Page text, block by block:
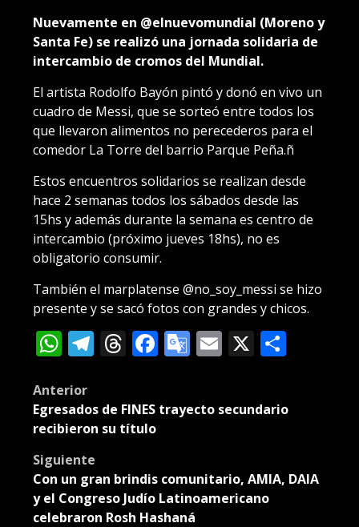
Nuevamente en @elnuevomundial (Moreno y
Santa Fe) se realizó una jornada solidaria de
intercambio de cromos del Mundial.
El artista Rodolfo Bayón pintó y donó en vivo un
cuadro de Messi, que se sorteó entre todos los
que llevaron alimentos no perecederos para el
comedor La Torre del barrio Parque Peña.ñ
Estos encuentros solidarios se realizan desde
hace 2 semanas todos los sábados desde las
15hs y además durante la semana es centro de
intercambio (próximo jueves 18hs), no es
obligatorio consumir.
También el marplatense @no_soy_messi se hizo
presente y se sacó fotos con grandes y chicos.
WhatsApp
Telegram
Threads
Facebook
Google
Translate
Email
X
Post
navigation
Anterior
Egresados de FINES trayecto secundario
recibieron su título
Siguiente
Con un gran brindis comunitario, AMIA, DAIA
y el Congreso Judío Latinoamericano
celebraron Rosh Hashaná